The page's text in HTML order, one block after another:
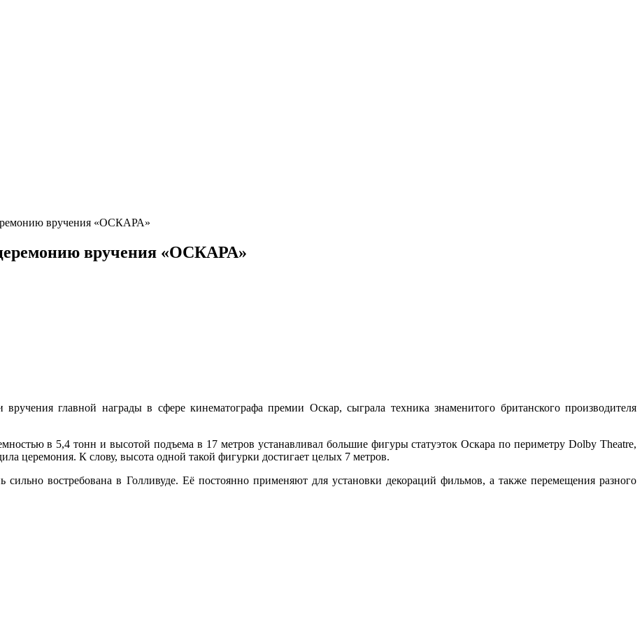
вручения «ОСКАРА»
вручения «ОСКАРА»
главной награды в сфере кинематографа премии Оскар, сыграла техника знаменитого британского производителя
в 5,4 тонн и высотой подъема в 17 метров устанавливал большие фигуры статуэток Оскара по периметру Dolby Theatre,
церемония. К слову, высота одной такой фигурки достигает целых 7 метров.
востребована в Голливуде. Её постоянно применяют для установки декораций фильмов, а также перемещения разного